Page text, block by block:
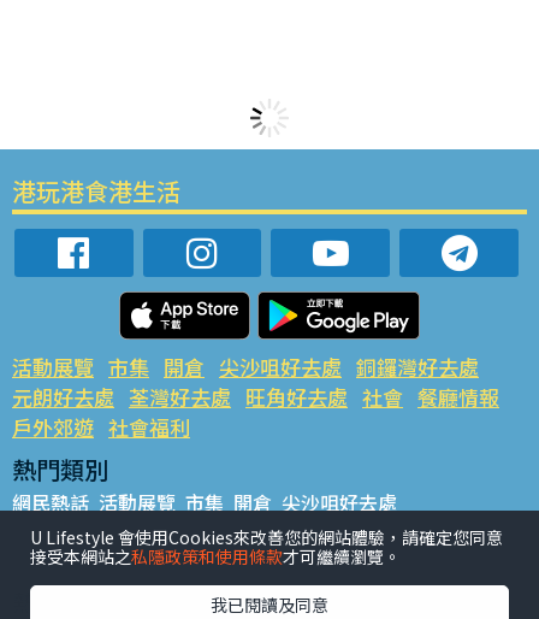
港玩港食港生活
活動展覽 市集 開倉 尖沙咀好去處 銅鑼灣好去處
元朗好去處 荃灣好去處 旺角好去處 社會 餐廳情報
戶外郊遊 社會福利
熱門類別
網民熱話 活動展覽 市集 開倉 尖沙咀好去處
銅鑼灣好去處 元朗好去處 荃灣好去處 旺角好去處 社會
餐廳情報 戶外郊遊
熱門標籤
U Lifestyle 會使用Cookies來改善您的網站體驗，請確定您同意
接受本網站之私隱政策和使用條款才可繼續瀏覽。
我已閱讀及同意